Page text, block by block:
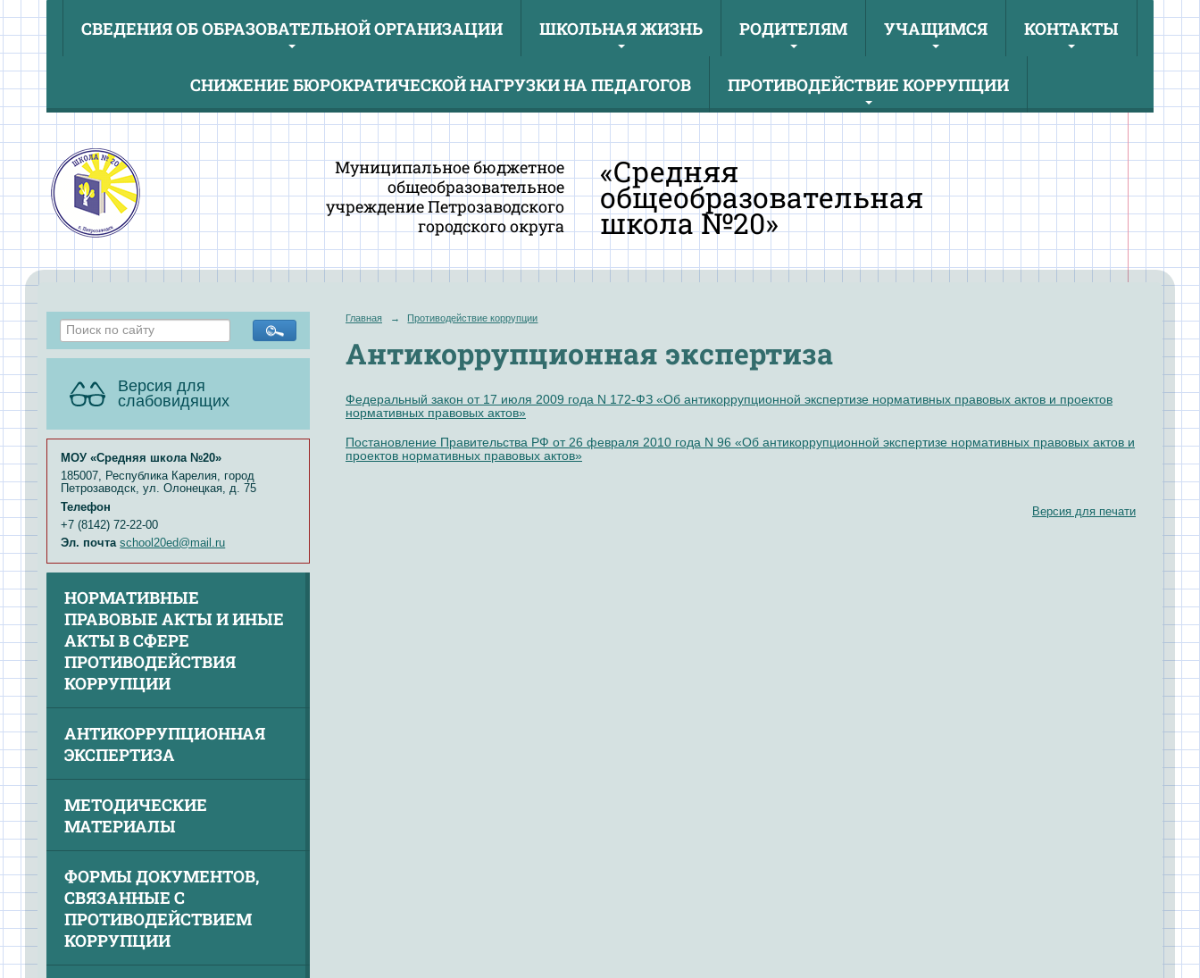
СВЕДЕНИЯ ОБ ОБРАЗОВАТЕЛЬНОЙ ОРГАНИЗАЦИИ ШКОЛЬНАЯ ЖИЗНЬ РОДИТЕЛЯМ УЧАЩИМСЯ КОНТАКТЫ
СНИЖЕНИЕ БЮРОКРАТИЧЕСКОЙ НАГРУЗКИ НА ПЕДАГОГОВ ПРОТИВОДЕЙСТВИЕ КОРРУПЦИИ
Муниципальное бюджетное
общеобразовательное
учреждение Петрозаводского
городского округа
«Средняя
общеобразовательная
школа №20»
Версия для
слабовидящих
МОУ «Средняя школа №20»
185007, Республика Карелия, город
Петрозаводск, ул. Олонецкая, д. 75
Телефон
+7 (8142) 72-22-00
Эл. почта school20ed@mail.ru
НОРМАТИВНЫЕ
ПРАВОВЫЕ АКТЫ И ИНЫЕ
АКТЫ В СФЕРЕ
ПРОТИВОДЕЙСТВИЯ
КОРРУПЦИИ
АНТИКОРРУПЦИОННАЯ
ЭКСПЕРТИЗА
МЕТОДИЧЕСКИЕ
МАТЕРИАЛЫ
ФОРМЫ ДОКУМЕНТОВ,
СВЯЗАННЫЕ С
ПРОТИВОДЕЙСТВИЕМ
КОРРУПЦИИ
Главная → Противодействие коррупции
Антикоррупционная экспертиза
Федеральный закон от 17 июля 2009 года N 172-ФЗ «Об антикоррупционной экспертизе нормативных правовых актов и проектов
нормативных правовых актов»
Постановление Правительства РФ от 26 февраля 2010 года N 96 «Об антикоррупционной экспертизе нормативных правовых актов и
проектов нормативных правовых актов»
Версия для печати